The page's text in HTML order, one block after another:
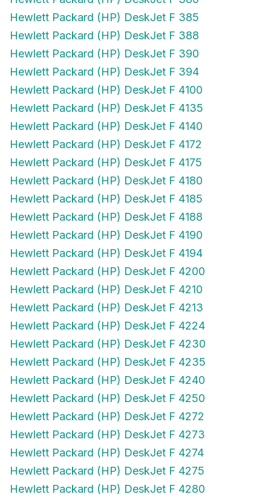
Hewlett Packard (HP) DeskJet F 385
Hewlett Packard (HP) DeskJet F 388
Hewlett Packard (HP) DeskJet F 390
Hewlett Packard (HP) DeskJet F 394
Hewlett Packard (HP) DeskJet F 4100
Hewlett Packard (HP) DeskJet F 4135
Hewlett Packard (HP) DeskJet F 4140
Hewlett Packard (HP) DeskJet F 4172
Hewlett Packard (HP) DeskJet F 4175
Hewlett Packard (HP) DeskJet F 4180
Hewlett Packard (HP) DeskJet F 4185
Hewlett Packard (HP) DeskJet F 4188
Hewlett Packard (HP) DeskJet F 4190
Hewlett Packard (HP) DeskJet F 4194
Hewlett Packard (HP) DeskJet F 4200
Hewlett Packard (HP) DeskJet F 4210
Hewlett Packard (HP) DeskJet F 4213
Hewlett Packard (HP) DeskJet F 4224
Hewlett Packard (HP) DeskJet F 4230
Hewlett Packard (HP) DeskJet F 4235
Hewlett Packard (HP) DeskJet F 4240
Hewlett Packard (HP) DeskJet F 4250
Hewlett Packard (HP) DeskJet F 4272
Hewlett Packard (HP) DeskJet F 4273
Hewlett Packard (HP) DeskJet F 4274
Hewlett Packard (HP) DeskJet F 4275
Hewlett Packard (HP) DeskJet F 4280